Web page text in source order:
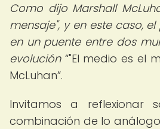
Como dijo Marshall
mensaje", y en este caso,
en un puente entre dos
evolución "El medio es el
McLuhan .
Invitamos a reflexionar
combinación de lo